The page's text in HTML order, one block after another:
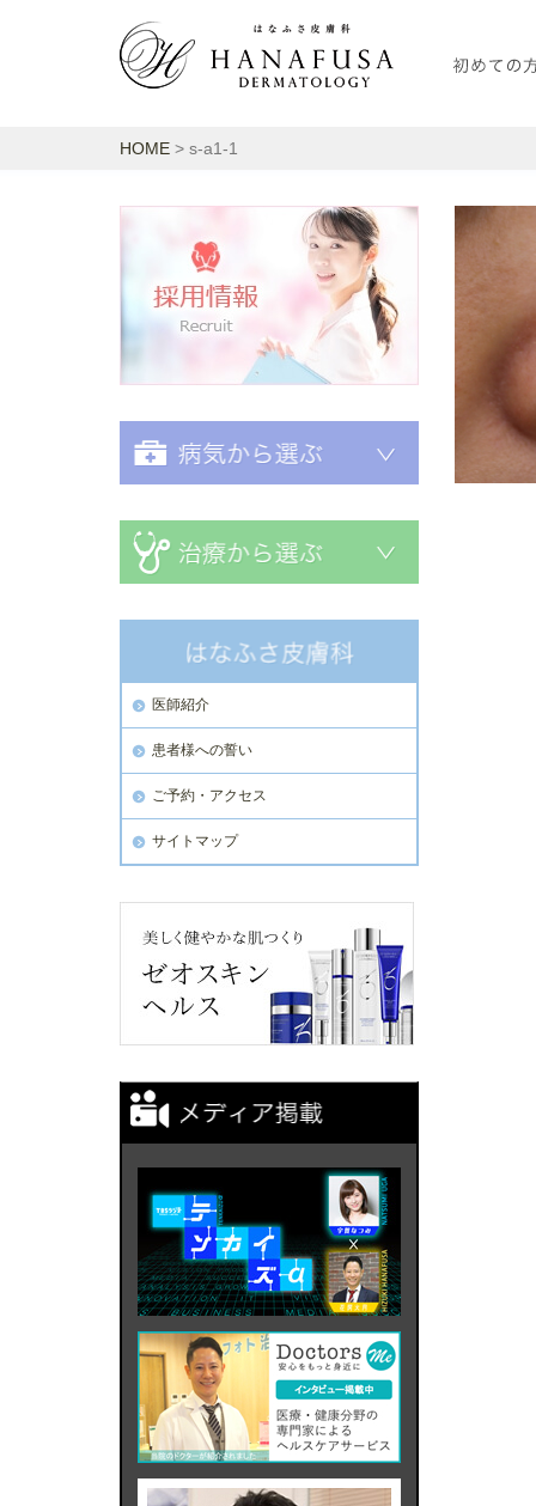
HOME > s-a1-1
採用情報
医師紹介
患者様への誓い
ご予約・アクセス
サイトマップ